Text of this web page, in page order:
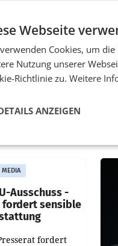
MEDIA
Ausschuss -
fordert sensible
fordert
Webseite
Cookies, um
Nutzung unserer
Richtlinie zu. Weitere
ANZEIGEN